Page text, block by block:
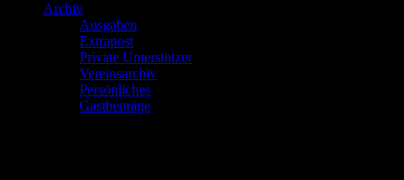
Archiv
Ausgaben
Extrapost
Private Unterstützer
Vereinsarchiv
Persönliches
Gastbeiträge